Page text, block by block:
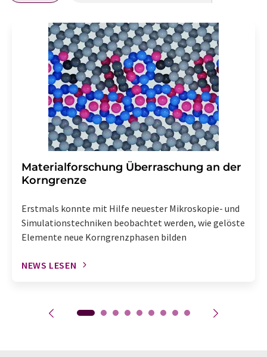
Materialforschung Überraschung an der
Korngrenze
Erstmals konnte mit Hilfe neuester Mikroskopie- und
Simulationstechniken beobachtet werden, wie gelöste
Elemente neue Korngrenzphasen bilden
NEWS LESEN